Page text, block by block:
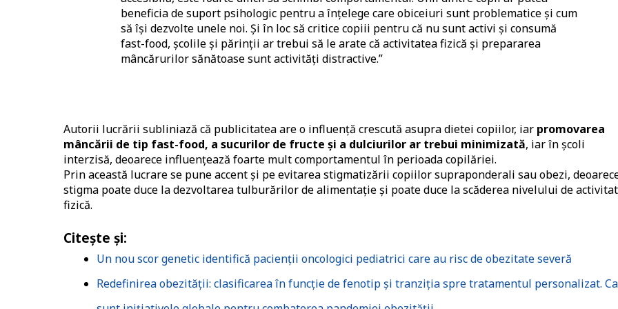
beneficia de suport psihologic pentru a înțelege care obiceiuri sunt problematice și cum
să își dezvolte unele noi. Și în loc să critice copiii pentru că nu sunt activi și consumă
fast-food, școlile și părinții ar trebui să le arate că activitatea fizică și prepararea
mâncărurilor sănătoase sunt activități distractive.”
Autorii lucrării subliniază că publicitatea are o influență crescută asupra dietei copiilor, iar promovarea
mâncării de tip fast-food, a sucurilor de fructe și a dulciurilor ar trebui minimizată, iar în școli
interzisă, deoarece influențează foarte mult comportamentul în perioada copilăriei.
Prin această lucrare se pune accent și pe evitarea stigmatizării copiilor supraponderali sau obezi,
stigma poate duce la dezvoltarea tulburărilor de alimentație și poate duce la scăderea nivelului de
fizică.
Citește și:
Un nou scor genetic identifică pacienţii oncologici pediatrici care au risc de obezitate severă
Redefinirea obezității: clasificarea în funcție de fenotip și tranziția spre tratamentul personalizat.